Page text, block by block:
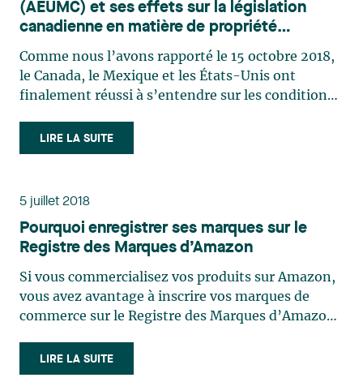
(AEUMC) et ses effets sur la législation
canadienne en matière de propriété
intellectuelle
Comme nous l’avons rapporté le 15 octobre 2018,
le Canada, le Mexique et les États-Unis ont
finalement réussi à s’entendre sur les conditions
(AEUMC) le 30 septembre 2018. L’AEUMC vise à
remplacer l’Accord de libre-échange nord-
LIRE LA SUITE
5 juillet 2018
Pourquoi enregistrer ses marques sur le
Registre des Marques d’Amazon
Si vous commercialisez vos produits sur Amazon,
vous avez avantage à inscrire vos marques de
commerce sur le Registre des Marques d’Amazon.
qui permet de surveiller les marques sur le site
Amazon. Ce programme comprend des outils de
LIRE LA SUITE